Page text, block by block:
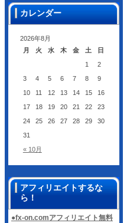
カレンダー
2026年8月
月
火 水 木 金 土 日
« 10月
1
2
3
4 5 6 7 8
9
10
11 12 13 14 15
16
17
18 19 20 21 22
23
24
25 26 27 28 29
30
31
アフィリエイトするな
ら！
●fx-on.comアフィリエイト無料